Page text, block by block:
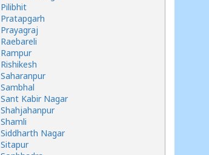
Pilibhit
Pratapgarh
Prayagraj
Raebareli
Rampur
Rishikesh
Saharanpur
Sambhal
Sant Kabir Nagar
Shahjahanpur
Shamli
Siddharth Nagar
Sitapur